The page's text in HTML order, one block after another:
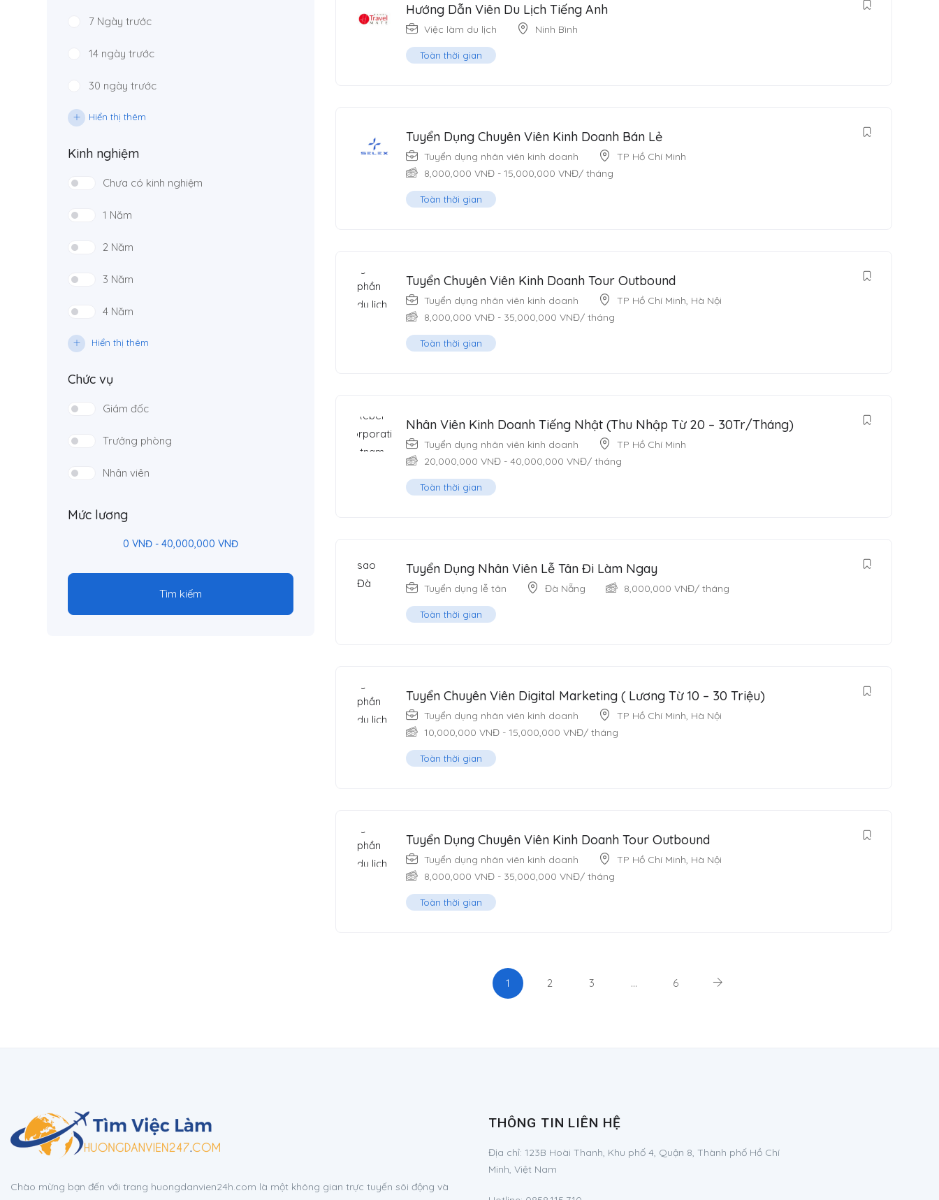
7 Ngày trước
14 ngày trước
30 ngày trước
Hiển thị thêm
Kinh nghiệm
Chưa có kinh nghiệm
1 Năm
2 Năm
3 Năm
4 Năm
Hiển thị thêm
Chức vụ
Giám đốc
Trưởng phòng
Nhân viên
Mức lương
0 VNĐ - 40,000,000 VNĐ
Tìm kiếm
Hướng Dẫn Viên Du Lịch Tiếng Anh
Việc làm du lịch Ninh Bình
Toàn thời gian
Tuyển Dụng Chuyên Viên Kinh Doanh Bán Lẻ
Tuyển dụng nhân viên kinh doanh
TP Hồ Chí Minh
8,000,000 VNĐ - 15,000,000 VNĐ/ tháng
Toàn thời gian
Tuyển Chuyên Viên Kinh Doanh Tour Outbound
Tuyển dụng nhân viên kinh doanh TP Hồ Chí Minh, Hà Nội
8,000,000 VNĐ - 35,000,000 VNĐ/ tháng
Toàn thời gian
Nhân Viên Kinh Doanh Tiếng Nhật (Thu Nhập Từ 20 – 30Tr/Tháng)
Tuyển dụng nhân viên kinh doanh
TP Hồ Chí Minh
20,000,000 VNĐ -40,000,000 VNĐ/ tháng
Toàn thời gian
Tuyển Dụng Nhân Viên Lễ Tân Đi Làm Ngay
Tuyển dụng lễ tân Đà Nẵng 8,000,000 VNĐ/ tháng
Toàn thời gian
Tuyển Chuyên Viên Digital Marketing ( Lương Từ 10 – 30 Triệu)
Tuyển dụng nhân viên kinh doanh TP Hồ Chí Minh, Hà Nội
10,000,000 VNĐ - 15,000,000 VNĐ/ tháng
Toàn thời gian
Tuyển Dụng Chuyên Viên Kinh Doanh Tour Outbound
Tuyển dụng nhân viên kinh doanh TP Hồ Chí Minh, Hà Nội
8,000,000 VNĐ - 35,000,000 VNĐ/ tháng
Toàn thời gian
1 2 3 … 6
Chào mừng bạn đến với trang huongdanvien24h.com là một không gian trực tuyến sôi động và
THÔNG TIN LIÊN HỆ
Địa chỉ: 123B Hoài Thanh, Khu phố 4, Quận 8, Thành phố Hồ Chí
Minh, Việt Nam